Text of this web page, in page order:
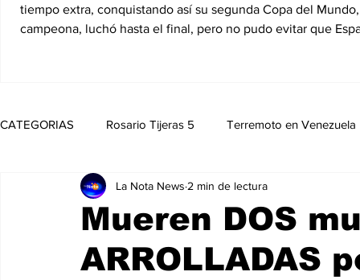
tiempo extra, conquistando así su segunda Copa del
campeona, luchó hasta el final, pero no pudo evitar que
CATEGORIAS Rosario Tijeras 5 Terremoto en Venezuela
Trump Regresa a La Casa Blanca Opinión
Entretenimiento MedioAmbiente
Mueren DOS
ARROLLADAS
La Nota News 2 min de lectura